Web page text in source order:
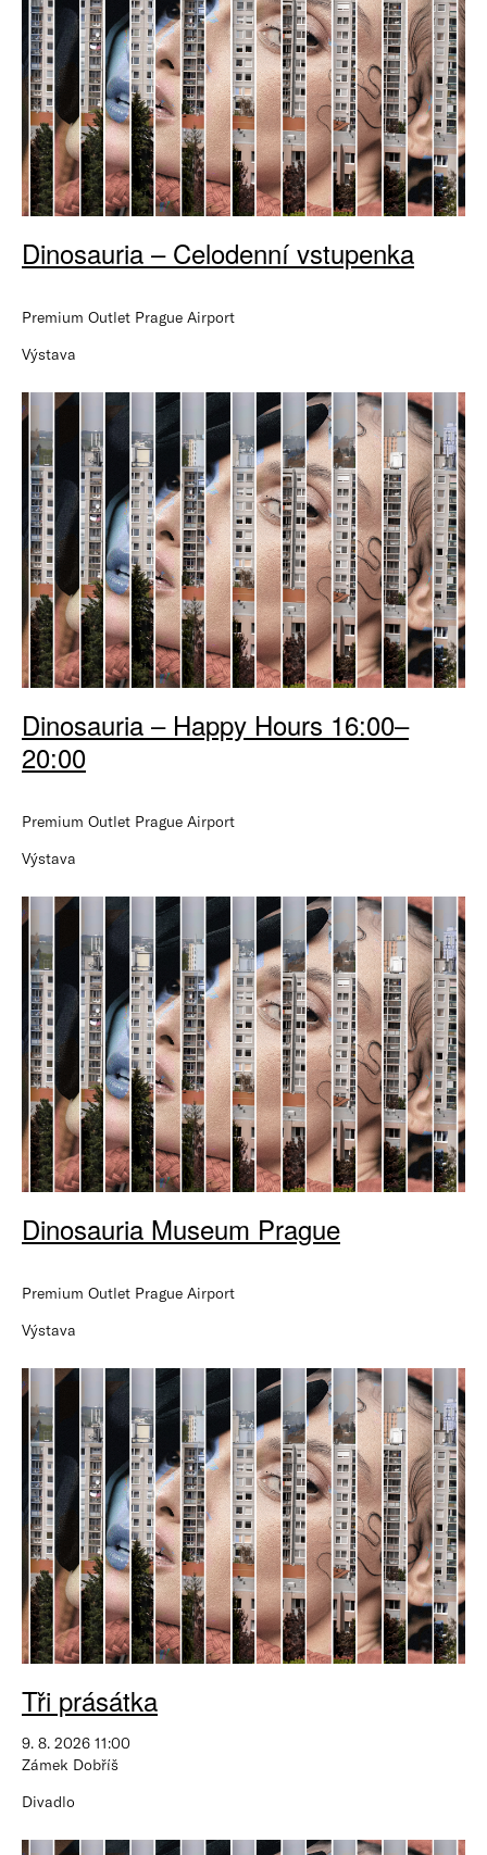
Dinosauria – Celodenní vstupenka
Premium Outlet Prague Airport
Výstava
Dinosauria – Happy Hours 16:00–
20:00
Premium Outlet Prague Airport
Výstava
Dinosauria Museum Prague
Premium Outlet Prague Airport
Výstava
Tři prásátka
9. 8. 2026 11:00
Zámek Dobříš
Divadlo